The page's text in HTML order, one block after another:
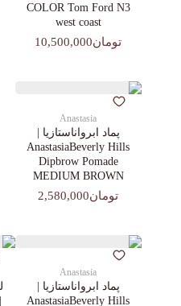
COLOR Tom Ford N3
west coast
تومان10,500,000
Anastasia
پماد ابرواناستازیا |
AnastasiaBeverly Hills
Dipbrow Pomade
MEDIUM BROWN
تومان2,580,000
Anastasia
پماد ابرواناستازیا |
AnastasiaBeverly Hills